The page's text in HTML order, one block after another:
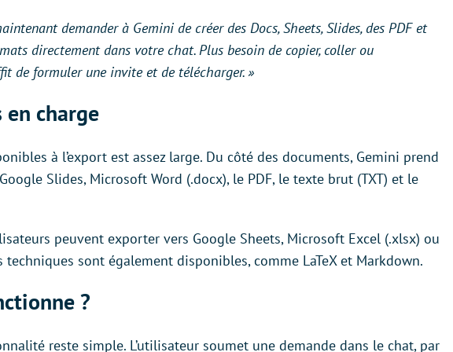
demander à Gemini de créer des Docs, Sheets, Slides, des PDF et
directement dans votre chat. Plus besoin de copier, coller ou
de formuler une invite et de télécharger. »
charge
à l’export est assez large. Du côté des documents, Gemini prend
Slides, Microsoft Word (.docx), le PDF, le texte brut (TXT) et le
peuvent exporter vers Google Sheets, Microsoft Excel (.xlsx) ou
techniques sont également disponibles, comme LaTeX et Markdown.
?
reste simple. L’utilisateur soumet une demande dans le chat, par